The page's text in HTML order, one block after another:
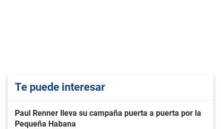
Te puede interesar
Paul Renner lleva su campaña puerta a puerta por la
Pequeña Habana